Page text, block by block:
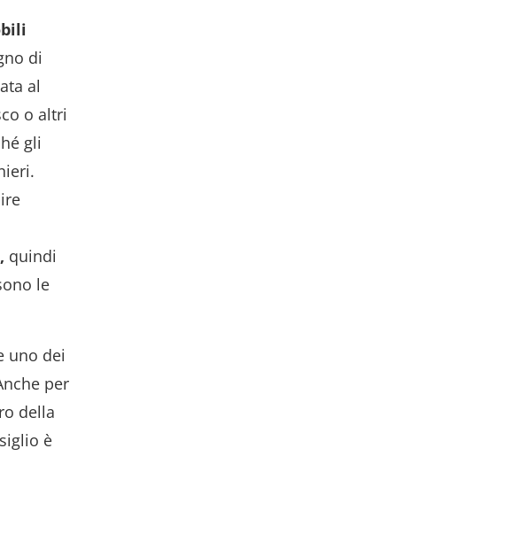
di
al
o altri
gli
quindi
le
uno dei
per
della
è